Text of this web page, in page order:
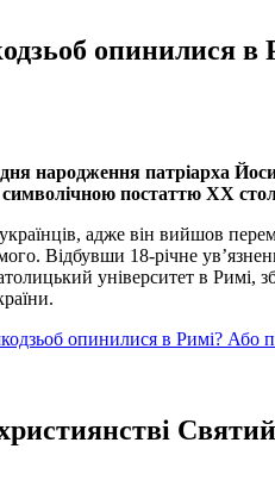
опинилися в
дня народження патріарха
постаттю XX
адже він вийшов
Відбувши 18-річне
університет в Римі,
опинилися в Римі? Або
християнстві